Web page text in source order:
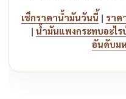
เช็กราคาน้ำมันวันนี้ | ราค
| น้ำมันแพงกระทบอะไร
อันดับม